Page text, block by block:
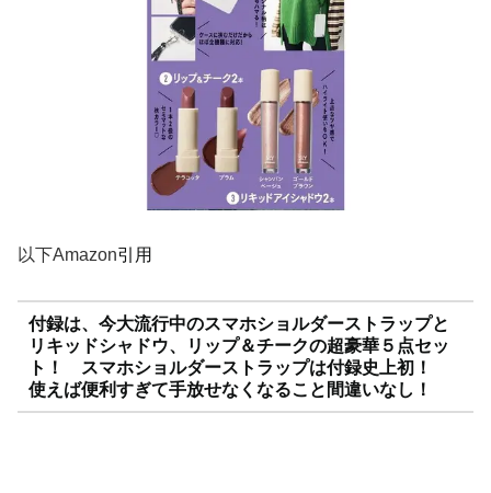
以下Amazon引用
付録は、今大流行中のスマホショルダーストラップと
リキッドシャドウ、リップ＆チークの超豪華５点セッ
ト！ スマホショルダーストラップは付録史上初！
使えば便利すぎて手放せなくなること間違いなし！